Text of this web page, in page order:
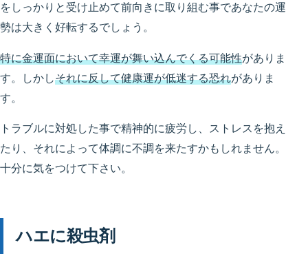
をしっかりと受け止めて前向きに取り組む事であなたの運
勢は大きく好転するでしょう。
特に金運面において幸運が舞い込んでくる可能性がありま
す。しかしそれに反して健康運が低迷する恐れがありま
す。
トラブルに対処した事で精神的に疲労し、ストレスを抱え
たり、それによって体調に不調を来たすかもしれません。
十分に気をつけて下さい。
ハエに殺虫剤